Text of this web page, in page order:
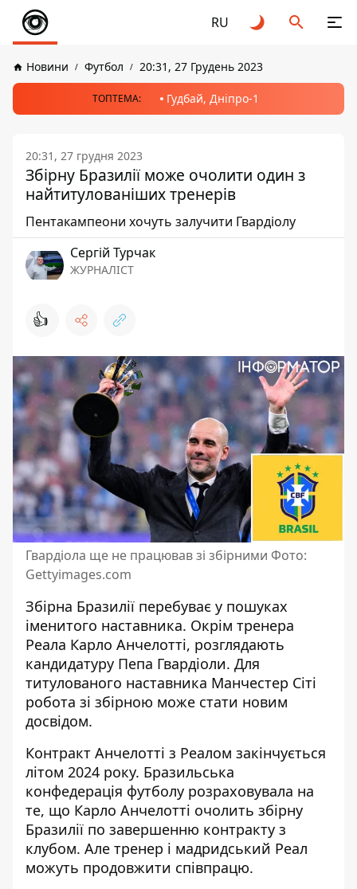
RU
Новини Футбол 20:31, 27 Грудень 2023
ТОПТЕМА: Гудбай, Дніпро-1
20:31, 27 грудня 2023
Збірну Бразилії може очолити один з
найтитулованіших тренерів
Пентакампеони хочуть залучити Гвардіолу
Сергій Турчак
ЖУРНАЛІСТ
👍
Гвардіола ще не працював зі збірними Фото:
Gettyimages.com
Збірна Бразилії перебуває у пошуках
іменитого наставника. Окрім тренера
Реала Карло Анчелотті, розглядають
кандидатуру Пепа Гвардіоли. Для
титулованого наставника Манчестер Сіті
робота зі збірною може стати новим
досвідом.
Контракт Анчелотті з Реалом закінчується
літом 2024 року. Бразильська
конфедерація футболу розраховувала на
те, що Карло Анчелотті очолить збірну
Бразилії по завершенню контракту з
клубом. Але тренер і мадридський Реал
можуть продовжити співпрацю.